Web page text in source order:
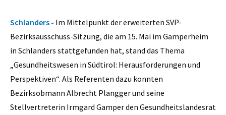
Schlanders - Im Mittelpunkt der erweiterten SVP-
Bezirksausschuss-Sitzung, die am 15. Mai im Gamperheim
in Schlanders stattgefunden hat, stand das Thema
„Gesundheitswesen in Südtirol: Herausforderungen und
Perspektiven“. Als Referenten dazu konnten
Bezirksobmann Albrecht Plangger und seine
Stellvertreterin Irmgard Gamper den Gesundheitslandesrat